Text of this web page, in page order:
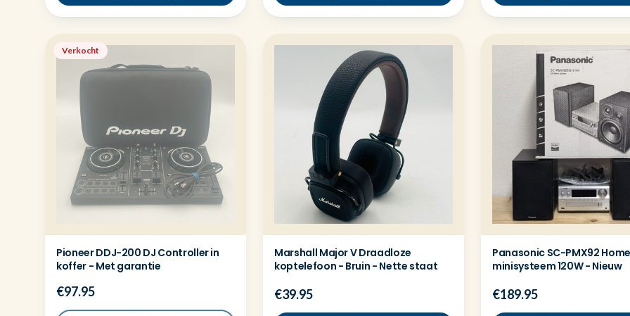
Verkocht
Pioneer DDJ-200 DJ Controller in
koffer - Met garantie
€97.95
Marshall Major V Draadloze
koptelefoon - Bruin - Nette staat
€39.95
Panasonic SC-PMX92
minisysteem 120W - Nieuw
€189.95